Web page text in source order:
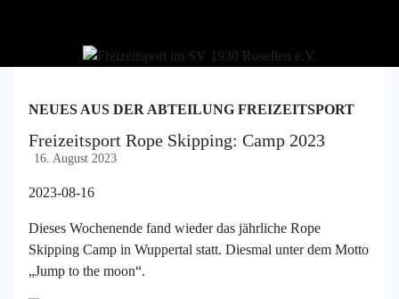
NEUES AUS DER ABTEILUNG FREIZEITSPORT
Freizeitsport Rope Skipping: Camp 2023
16. August 2023
2023-08-16
Dieses Wochenende fand wieder das jährliche Rope
Skipping Camp in Wuppertal statt. Diesmal unter dem Motto
„Jump to the moon“.